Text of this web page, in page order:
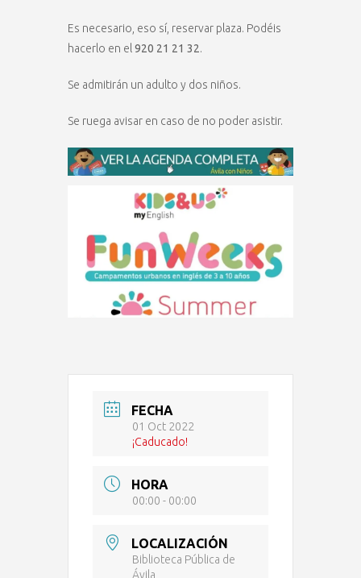
Es necesario, eso sí, reservar plaza. Podéis
hacerlo en el 920 21 21 32.
Se admitirán un adulto y dos niños.
Se ruega avisar en caso de no poder asistir.
FECHA
01 Oct 2022
¡Caducado!
HORA
00:00 - 00:00
LOCALIZACIÓN
Biblioteca Pública de
Ávila